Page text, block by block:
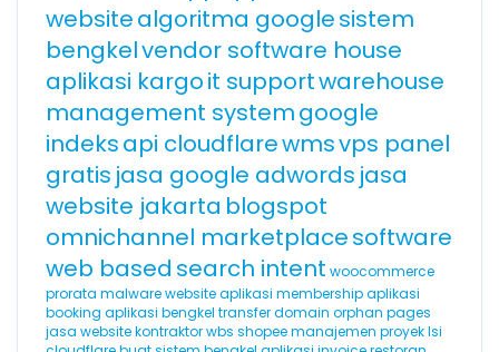
websitealgoritma googlesistem
bengkelvendor software house
aplikasi kargoit supportwarehouse
management systemgoogle
indeksapi cloudflarewmsvps panel
gratis jasa google adwords jasa
website jakarta blogspot
omnichannel marketplacesoftware
web based search intent woocommerce
prorata malware websiteaplikasi membershipaplikasi
booking aplikasi bengkel transfer domain orphan pages
jasa website kontraktorwbs shopeemanajemen proyeklsi